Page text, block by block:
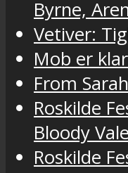
Byrne,
Vetiver:
Mob er
From
Roskilde
Bloody
Roskilde